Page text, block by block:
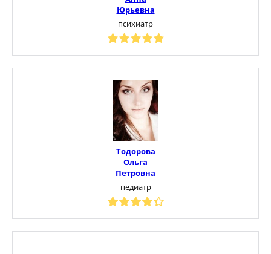
Юрьевна
психиатр
Тодорова
Ольга
Петровна
педиатр